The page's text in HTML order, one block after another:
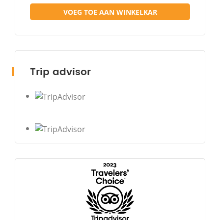
Na een vroege zonsopgang kameeltocht door de
de kampoperator voor ontbijt, douche en misschien
een snelle duik in het zwembad van de lodge als de
Ontmoet je chauffeur en voertuig en rijd terug naar
Ouarzazate. Na wat vrije tijd voor de lunch, gaan we
in de middag verder naar Marrakech door het Hoge
Je budget gedeelde 3-daagse woestijntour eindigt
------------------------------------------------------------------------------
-------------------------------------------------------------
Weet Voordat U Gaat:
VOEG TOE AAN WINKELKAR
Trip advisor